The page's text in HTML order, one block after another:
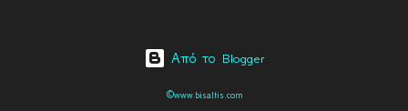
Από το Blogger
©www.bisaltis.com